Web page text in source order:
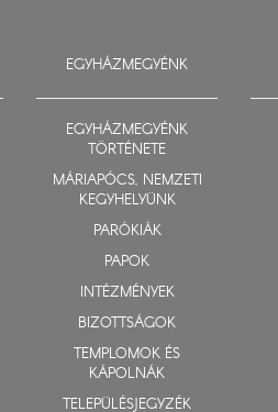
EGYHÁZMEGYÉNK
EGYHÁZMEGYÉNK
TÖRTÉNETE
MÁRIAPÓCS, NEMZETI
KEGYHELYÜNK
PARÓKIÁK
PAPOK
INTÉZMÉNYEK
BIZOTTSÁGOK
TEMPLOMOK ÉS
KÁPOLNÁK
TELEPÜLÉSJEGYZÉK